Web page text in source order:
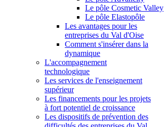
Le pôle Cosmetic Valley
Le pôle Elastopôle
Les avantages pour les
entreprises du Val d'Oise
Comment s'insérer dans la
dynamique
L'accompagnement
technologique
Les services de l'enseignement
supérieur
Les financements pour les projets
à fort potentiel de croissance
Les dispositifs de prévention des